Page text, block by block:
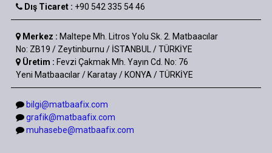
Dış Ticaret : +90 542 335 54 46
Merkez : Maltepe Mh. Litros Yolu Sk. 2. Matbaacılar
No: ZB19 / Zeytinburnu / İSTANBUL / TÜRKİYE
Üretim : Fevzi Çakmak Mh. Yayın Cd. No: 76
Yeni Matbaacılar / Karatay / KONYA / TÜRKİYE
bilgi@matbaafix.com
grafik@matbaafix.com
muhasebe@matbaafix.com